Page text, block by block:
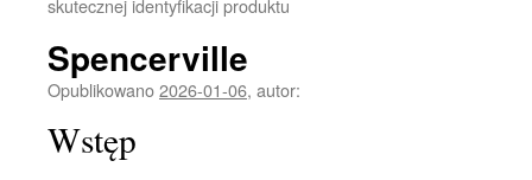
skutecznej identyfikacji produktu
Spencerville
Opublikowano2026-01-06, autor:
Wstęp